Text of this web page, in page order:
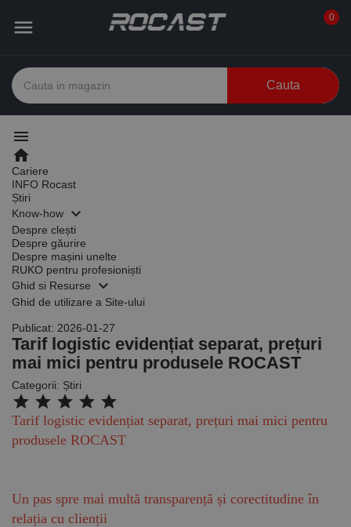
 0
Cauta
menu
home
Cariere
INFO Rocast
Știri
Know-how
keyboard_arrow_down
Despre clești
Despre găurire
Despre mașini unelte
RUKO pentru profesioniști
Ghid si Resurse
keyboard_arrow_down
Ghid de utilizare a Site-ului
Publicat: 2026-01-27
Tarif logistic evidențiat separat, prețuri
mai mici pentru produsele ROCAST
Categorii: Știri
star star star star star
Tarif logistic evidențiat separat, prețuri mai mici pentru
produsele ROCAST
Un pas spre mai multă transparență și corectitudine în
relația cu clienții